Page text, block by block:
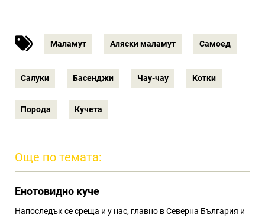
Маламут Аляски маламут Самоед
Салуки Басенджи Чау-чау Котки
Порода Кучета
Още по темата:
Eнотовидно куче
Напоследък се среща и у нас, главно в Северна България и